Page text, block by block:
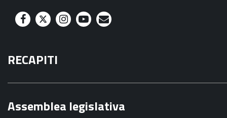
F
c
e
T
i
t
I
t
Y
t
b
M
l
RECAPITI
Assemblea legislativa